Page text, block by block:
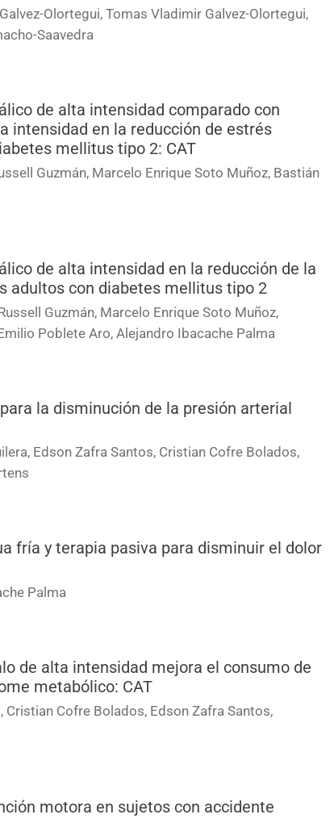
Olortegui, Tomas Vladimir Galvez-Olortegui,
Saavedra
de alta intensidad comparado con
intensidad en la reducción de estrés
mellitus tipo 2: CAT
Guzmán, Marcelo Enrique Soto Muñoz, Bastián
de alta intensidad en la reducción de la
adultos con diabetes mellitus tipo 2
Guzmán, Marcelo Enrique Soto Muñoz,
Poblete Aro, Alejandro Ibacache Palma
la disminución de la presión arterial
Edson Zafra Santos, Cristian Cofre Bolados,
fría y terapia pasiva para disminuir el dolor
Palma
de alta intensidad mejora el consumo de
metabólico: CAT
Cristian Cofre Bolados, Edson Zafra Santos,
motora en sujetos con accidente